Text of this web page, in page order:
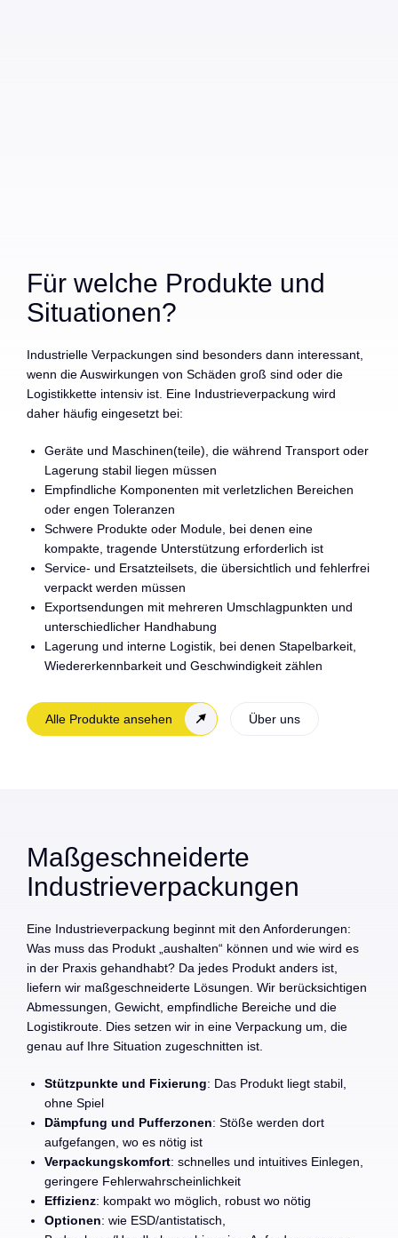
Für welche Produkte und
Situationen?
Industrielle Verpackungen sind besonders dann interessant,
wenn die Auswirkungen von Schäden groß sind oder die
Logistikkette intensiv ist. Eine Industrieverpackung wird
daher häufig eingesetzt bei:
Geräte und Maschinen(teile), die während Transport oder
Lagerung stabil liegen müssen
Empfindliche Komponenten mit verletzlichen Bereichen
oder engen Toleranzen
Schwere Produkte oder Module, bei denen eine
kompakte, tragende Unterstützung erforderlich ist
Service- und Ersatzteilsets, die übersichtlich und fehlerfrei
verpackt werden müssen
Exportsendungen mit mehreren Umschlagpunkten und
unterschiedlicher Handhabung
Lagerung und interne Logistik, bei denen Stapelbarkeit,
Wiedererkennbarkeit und Geschwindigkeit zählen
Alle Produkte ansehen Über uns
Maßgeschneiderte
Industrieverpackungen
Eine Industrieverpackung beginnt mit den Anforderungen:
Was muss das Produkt „aushalten“ können und wie wird es
in der Praxis gehandhabt? Da jedes Produkt anders ist,
liefern wir maßgeschneiderte Lösungen. Wir berücksichtigen
Abmessungen, Gewicht, empfindliche Bereiche und die
Logistikroute. Dies setzen wir in eine Verpackung um, die
genau auf Ihre Situation zugeschnitten ist.
Stützpunkte und Fixierung: Das Produkt liegt stabil,
ohne Spiel
Dämpfung und Pufferzonen: Stöße werden dort
aufgefangen, wo es nötig ist
Verpackungskomfort: schnelles und intuitives Einlegen,
geringere Fehlerwahrscheinlichkeit
Effizienz: kompakt wo möglich, robust wo nötig
Optionen: wie ESD/antistatisch,